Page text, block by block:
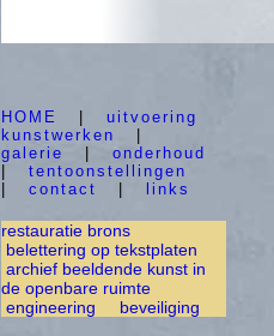
HOME
uitvoering
kunstwerken
galerie
onderhoud
tentoonstellingen
contact links
restauratie brons
belettering op tekstplaten
archief beeldende kunst in
de openbare ruimte
engineering
beveiliging